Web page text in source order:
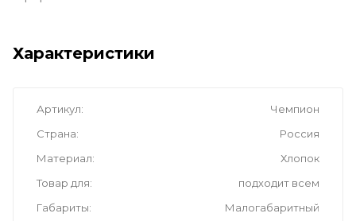
Характеристики
Артикул
Чемпион
Страна
Россия
Материал
Хлопок
Товар для
подходит всем
Габариты
Малогабаритный